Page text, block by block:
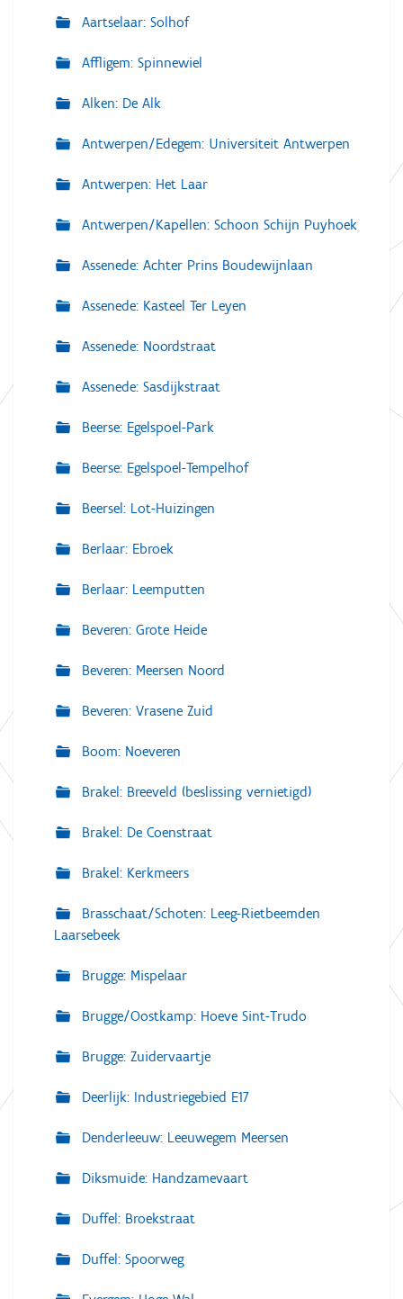
Aartselaar: Solhof
Affligem: Spinnewiel
Alken: De Alk
Antwerpen/Edegem: Universiteit Antwerpen
Antwerpen: Het Laar
Antwerpen/Kapellen: Schoon Schijn Puyhoek
Assenede: Achter Prins Boudewijnlaan
Assenede: Kasteel Ter Leyen
Assenede: Noordstraat
Assenede: Sasdijkstraat
Beerse: Egelspoel-Park
Beerse: Egelspoel-Tempelhof
Beersel: Lot-Huizingen
Berlaar: Ebroek
Berlaar: Leemputten
Beveren: Grote Heide
Beveren: Meersen Noord
Beveren: Vrasene Zuid
Boom: Noeveren
Brakel: Breeveld (beslissing vernietigd)
Brakel: De Coenstraat
Brakel: Kerkmeers
Brasschaat/Schoten: Leeg-Rietbeemden
Laarsebeek
Brugge: Mispelaar
Brugge/Oostkamp: Hoeve Sint-Trudo
Brugge: Zuidervaartje
Deerlijk: Industriegebied E17
Denderleeuw: Leeuwegem Meersen
Diksmuide: Handzamevaart
Duffel: Broekstraat
Duffel: Spoorweg